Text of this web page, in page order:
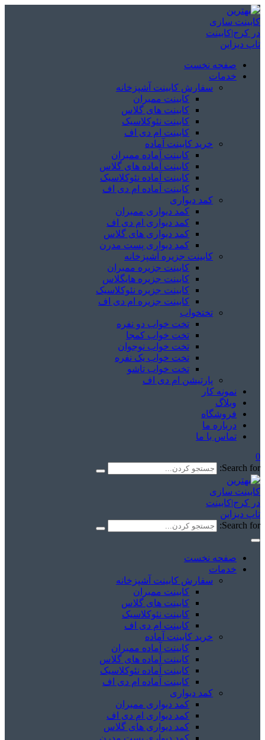
صفحه نخست
خدمات
سفارش کابینت آشپزخانه
کابینت ممبران
کابینت های گلاس
کابینت نئوکلاسیک
کابینت ام دی اف
خرید کابینت آماده
کابینت آماده ممبران
کابینت آماده های گلاس
کابینت آماده نئوکلاسیک
کابینت آماده ام دی اف
کمد دیواری
کمد دیواری ممبران
کمد دیواری ام دی اف
کمد دیواری های گلاس
کمد دیواری پست مدرن
کابینت جزیره آشپزخانه
کابینت جزیره ممبران
کابینت جزیره هایگلاس
کابینت جزیره نئوکلاسیک
کابینت جزیره ام دی اف
تختخواب
تخت خواب دو نفره
تخت خواب کمجا
تخت خواب نوجوان
تخت خواب یک نفره
تخت خواب تاشو
پارتیشن ام دی اف
نمونه کار
وبلاگ
فروشگاه
درباره ما
تماس با ما
0
Search for:
Search for:
صفحه نخست
خدمات
سفارش کابینت آشپزخانه
کابینت ممبران
کابینت های گلاس
کابینت نئوکلاسیک
کابینت ام دی اف
خرید کابینت آماده
کابینت آماده ممبران
کابینت آماده های گلاس
کابینت آماده نئوکلاسیک
کابینت آماده ام دی اف
کمد دیواری
کمد دیواری ممبران
کمد دیواری ام دی اف
کمد دیواری های گلاس
کمد دیواری پست مدرن